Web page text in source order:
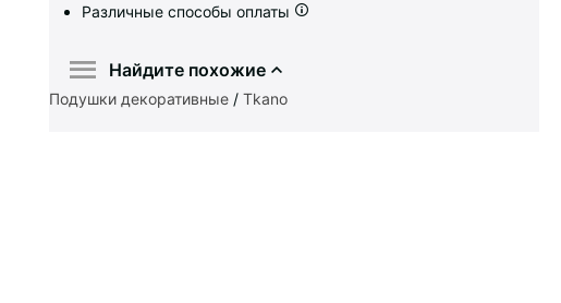
Различные способы оплаты
Найдите похожие
Подушки декоративные / Tkano